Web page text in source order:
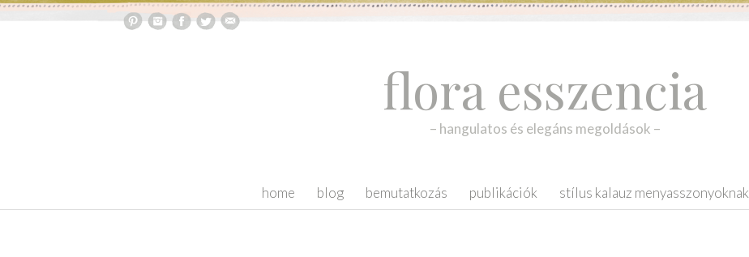
flora esszencia
– hangulatos és elegáns megoldások –
home blog bemutatkozás publikációk stílus kalauz menyasszonyoknak